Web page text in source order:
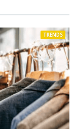
TRENDS